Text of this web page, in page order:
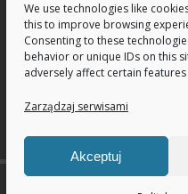
We use technologies like
this to improve browsing
Consenting to these
behavior or unique IDs on this
adversely affect certain
Zarządzaj serwisami
Akceptuj
Jak